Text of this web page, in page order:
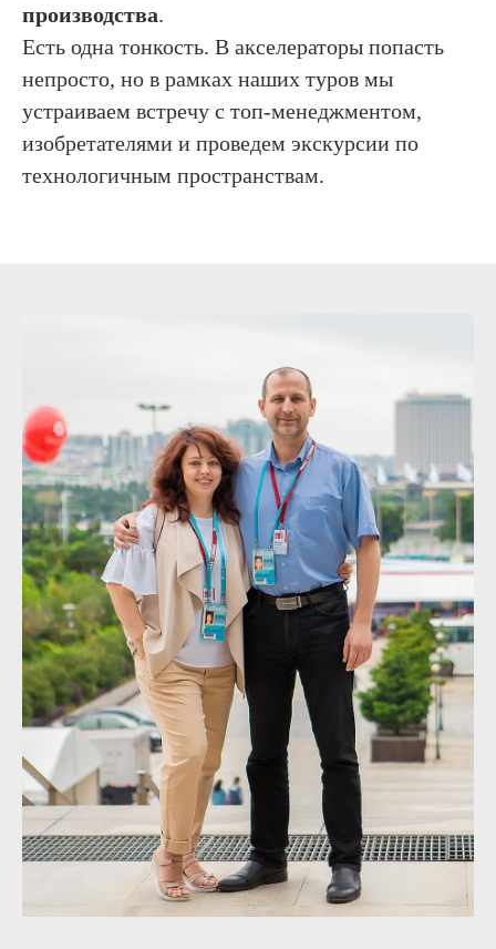
производства.
Есть одна тонкость. В акселераторы попасть
непросто, но в рамках наших туров мы
устраиваем встречу с топ-менеджментом,
изобретателями и проведем экскурсии по
технологичным пространствам.